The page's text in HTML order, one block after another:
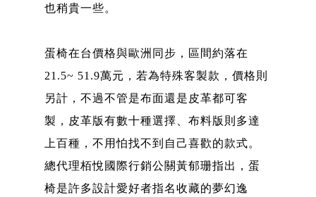
也稍貴一些。
蛋椅在台價格與歐洲同步，區間約落在
21.5~ 51.9萬元，若為特殊客製款，價格則
另計，不過不管是布面還是皮革都可客
製，皮革版有數十種選擇、布料版則多達
上百種，不用怕找不到自己喜歡的款式。
總代理栢悅國際行銷公關黃郁珊指出，蛋
椅是許多設計愛好者指名收藏的夢幻逸